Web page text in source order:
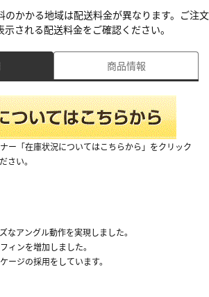
のかかる地域は配送料金が異なります。ご注文
される配送料金をご確認ください。
商品情報
ー「在庫状況についてはこちらから」をクリック
さい。
アングル動作を実現しました。
ィンを増加しました。
ジの採用をしています。